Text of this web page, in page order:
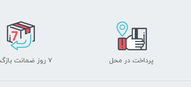
پرداخت در محل ۷ روز ضمانت بازگشت